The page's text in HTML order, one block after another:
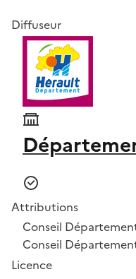
Diffuseur
Attributions
Conseil
Conseil
Licence